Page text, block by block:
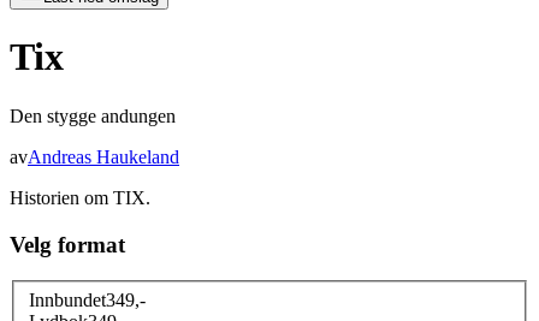
Tix
Den stygge andungen
avAndreas Haukeland
Historien om TIX.
Velg format
Innbundet349,-